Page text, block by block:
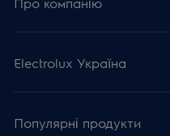
Electrolux Україна
Популярні продукти